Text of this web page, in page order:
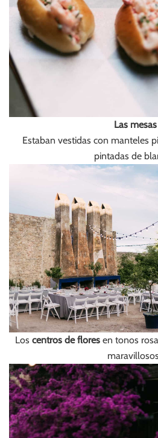
Las mesas
Estaban vestidas con manteles
pintadas de
Los centros de flores en tonos